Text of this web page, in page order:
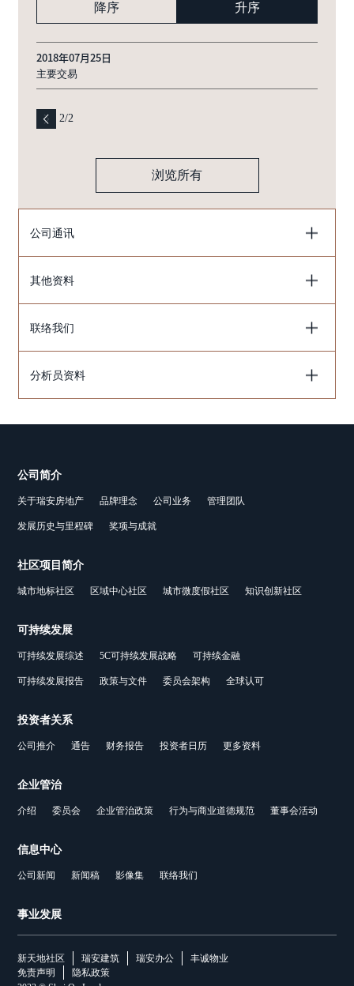
降序 升序
2018年07月25日
主要交易
2/2
浏览所有
公司通讯
其他资料
联络我们
分析员资料
公司简介
关于瑞安房地产 品牌理念 公司业务 管理团队
发展历史与里程碑 奖项与成就
社区项目简介
城市地标社区 区域中心社区 城市微度假社区 知识创新社区
可持续发展
可持续发展综述 5C可持续发展战略 可持续金融
可持续发展报告 政策与文件 委员会架构 全球认可
投资者关系
公司推介 通告 财务报告 投资者日历 更多资料
企业管治
介绍 委员会 企业管治政策 行为与商业道德规范 董事会活动
信息中心
公司新闻 新闻稿 影像集 联络我们
事业发展
新天地社区 瑞安建筑 瑞安办公
丰诚物业
免责声明
隐私政策